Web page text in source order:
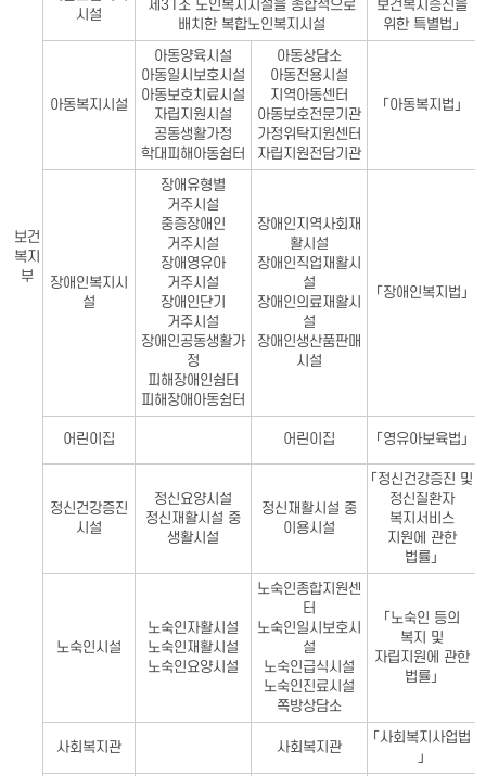
보건
복지
부
시설
제31조 노인복지시설을 종합적으로
배치한 복합노인복지시설
보건복지증진을
위한 특별법」
아동복지시설
아동양육시설
아동일시보호시설
아동보호치료시설
자립지원시설
공동생활가정
학대피해아동쉼터
아동상담소
아동전용시설
지역아동센터
아동보호전문기관
가정위탁지원센터
자립지원전담기관
「아동복지법」
장애인복지시
설
장애유형별
거주시설
중증장애인
거주시설
장애영유아
거주시설
장애인단기
거주시설
장애인공동생활가
정
피해장애인쉼터
피해장애아동쉼터
장애인지역사회재
활시설
장애인직업재활시
설
장애인의료재활시
설
장애인생산품판매
시설
「장애인복지법」
어린이집 어린이집 「영유아보육법」
정신건강증진
시설
정신요양시설
정신재활시설 중
생활시설
정신재활시설 중
이용시설
「정신건강증진 및
정신질환자
복지서비스
지원에 관한
법률」
노숙인시설
노숙인자활시설
노숙인재활시설
노숙인요양시설
노숙인종합지원센
터
노숙인일시보호시
설
노숙인급식시설
노숙인진료시설
쪽방상담소
「노숙인 등의
복지 및
자립지원에 관한
법률」
사회복지관 사회복지관
「사회복지사업법
」